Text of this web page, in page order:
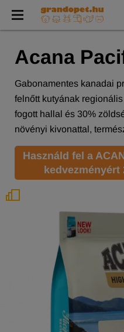
Acana
Gabonamentes kanadai
felnőtt kutyának
fogott hallal és 30%
növényi kivonattal,
Használd fel a
kedvezményért